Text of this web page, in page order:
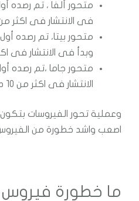
متحور ألفا ، تم رصده أول
فى الانتشار فى اكثر من 50 دولة.
متحور بيتا، تم رصده أول
وبدأ فى الانتشار فى اكثر من 50
متحور جاما ،تم رصده أول
الانتشار فى اكثر من 10 دول
وعملية تحور الفيروسات بتكون
اصعب واشد خطورة من الفيروس
ما خطورة فيروس